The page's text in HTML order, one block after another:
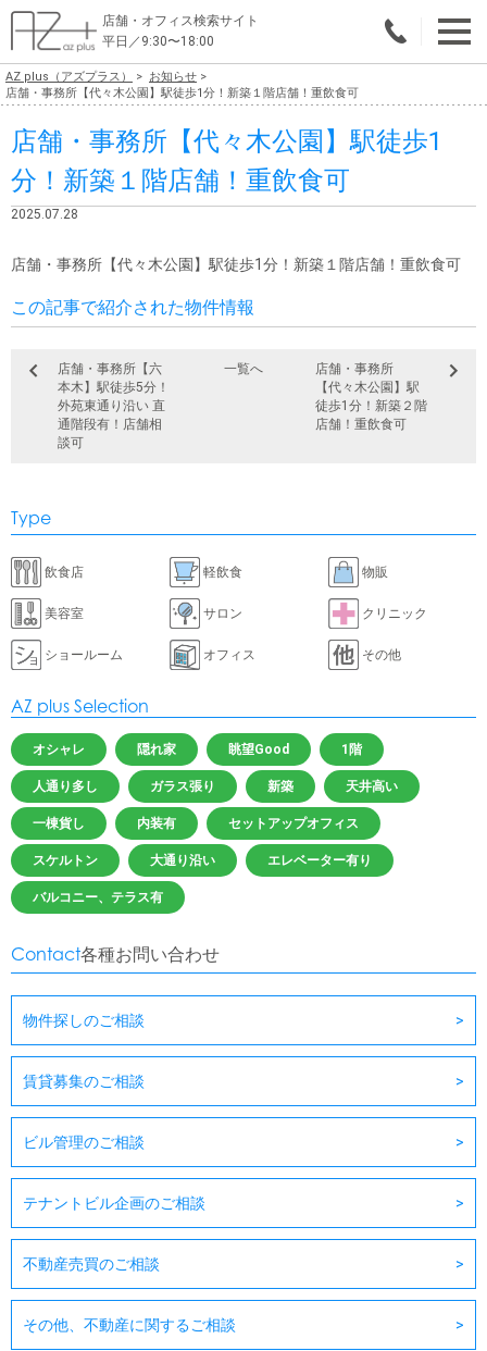
店舗・オフィス検索サイト
平日／9:30〜18:00
物件総合検索
エリアで探す
業種で探す
こだわりで探す
店舗・オフィス物件を探す
テナントビルオーナー様へ
AZ plus（アズプラス）
お知らせ
店舗・事務所【代々木公園】駅徒歩1分！新築１階店舗！重飲食可
店舗・事務所【代々木公園】駅徒歩1
分！新築１階店舗！重飲食可
2025.07.28
店舗・事務所【代々木公園】駅徒歩1分！新築１階店舗！重飲食可
この記事で紹介された物件情報
店舗・事務所【六
本木】駅徒歩5分！
外苑東通り沿い 直
通階段有！店舗相
談可
一覧へ
店舗・事務所
【代々木公園】駅
徒歩1分！新築２階
店舗！重飲食可
Type
飲食店 軽飲食 物販
美容室 サロン クリニック
ショールーム オフィス その他
AZ plus Selection
オシャレ 隠れ家 眺望Good 1階
人通り多し ガラス張り 新築 天井高い
一棟貨し 内装有 セットアップオフィス
スケルトン 大通り沿い エレベーター有り
バルコニー、テラス有
Contact各種お問い合わせ
物件探しのご相談
賃貸募集のご相談
ビル管理のご相談
テナントビル企画のご相談
不動産売買のご相談
その他、不動産に関するご相談